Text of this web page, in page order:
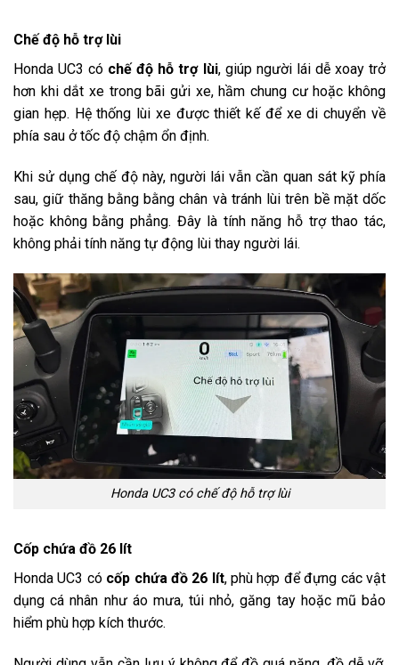
Chế độ hỗ trợ lùi
Honda UC3 có chế độ hỗ trợ lùi, giúp người lái dễ xoay trở
hơn khi dắt xe trong bãi gửi xe, hầm chung cư hoặc không
gian hẹp. Hệ thống lùi xe được thiết kế để xe di chuyển về
phía sau ở tốc độ chậm ổn định.
Khi sử dụng chế độ này, người lái vẫn cần quan sát kỹ phía
sau, giữ thăng bằng bằng chân và tránh lùi trên bề mặt dốc
hoặc không bằng phẳng. Đây là tính năng hỗ trợ thao tác,
không phải tính năng tự động lùi thay người lái.
Honda UC3 có chế độ hỗ trợ lùi
Cốp chứa đồ 26 lít
Honda UC3 có cốp chứa đồ 26 lít, phù hợp để đựng các vật
dụng cá nhân như áo mưa, túi nhỏ, găng tay hoặc mũ bảo
hiểm phù hợp kích thước.